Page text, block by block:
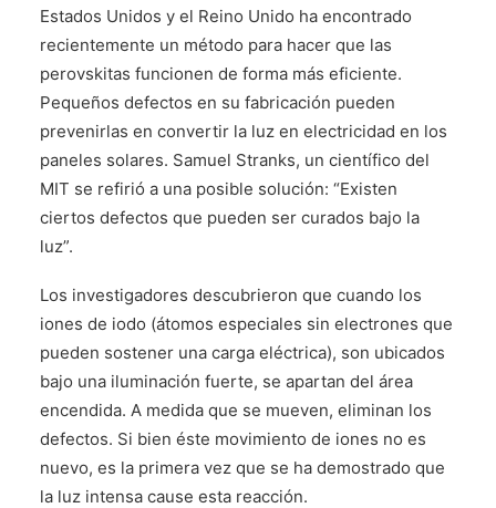
Estados Unidos y el Reino Unido ha encontrado
recientemente un método para hacer que las
perovskitas funcionen de forma más eficiente.
Pequeños defectos en su fabricación pueden
prevenirlas en convertir la luz en electricidad en los
paneles solares. Samuel Stranks, un científico del
MIT se refirió a una posible solución: “Existen
ciertos defectos que pueden ser curados bajo la
luz”.
Los investigadores descubrieron que cuando los
iones de iodo (átomos especiales sin electrones que
pueden sostener una carga eléctrica), son ubicados
bajo una iluminación fuerte, se apartan del área
encendida. A medida que se mueven, eliminan los
defectos. Si bien éste movimiento de iones no es
nuevo, es la primera vez que se ha demostrado que
la luz intensa cause esta reacción.